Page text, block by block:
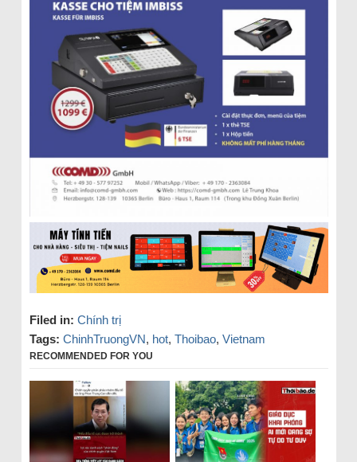
Filed in: Chính trị
Tags: ChinhTruongVN, hot, Thoibao, Vietnam
RECOMMENDED FOR YOU